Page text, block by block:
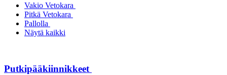
Vakio Vetokara
Pitkä Vetokara
Pallolla
Näytä kaikki
Putkipääkiinnikkeet